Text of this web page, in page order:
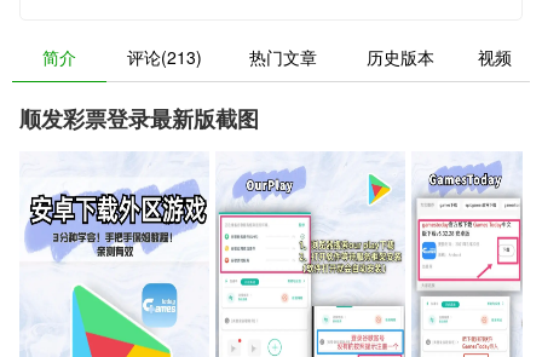
简介 评论(213) 热门文章 历史版本 视频
顺发彩票登录最新版截图